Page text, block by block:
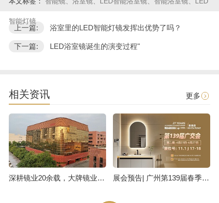
智能灯镜
上一篇: 浴室里的LED智能灯镜发挥出优势了吗？
下一篇: LED浴室镜诞生的演变过程"
相关资讯 更多
深耕镜业20余载，大牌镜业获330+专利，服务全球70+国家客户 展会预告| 广州第139届春季广交会，大牌镜业诚邀您莅临